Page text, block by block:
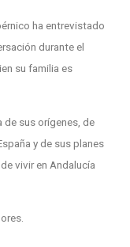
ha entrevistado
durante el
su familia es
de sus orígenes, de
y de sus planes
vivir en Andalucía